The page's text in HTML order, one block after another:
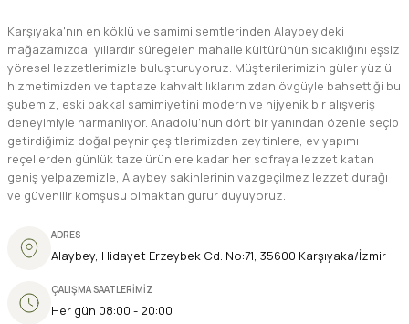
Karşıyaka'nın en köklü ve samimi semtlerinden Alaybey'deki
mağazamızda, yıllardır süregelen mahalle kültürünün sıcaklığını eşsiz
yöresel lezzetlerimizle buluşturuyoruz. Müşterilerimizin güler yüzlü
hizmetimizden ve taptaze kahvaltılıklarımızdan övgüyle bahsettiği bu
şubemiz, eski bakkal samimiyetini modern ve hijyenik bir alışveriş
deneyimiyle harmanlıyor. Anadolu'nun dört bir yanından özenle seçip
getirdiğimiz doğal peynir çeşitlerimizden zeytinlere, ev yapımı
reçellerden günlük taze ürünlere kadar her sofraya lezzet katan
geniş yelpazemizle, Alaybey sakinlerinin vazgeçilmez lezzet durağı
ve güvenilir komşusu olmaktan gurur duyuyoruz.
ADRES
Alaybey, Hidayet Erzeybek Cd. No:71, 35600 Karşıyaka/İzmir
ÇALIŞMA SAATLERİMİZ
Her gün 08:00 - 20:00